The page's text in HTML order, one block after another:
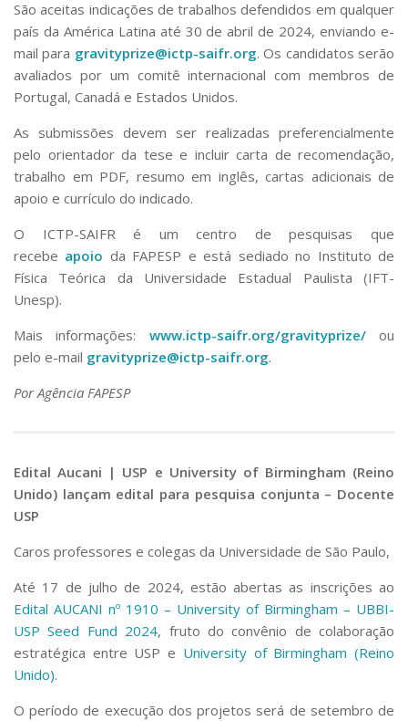
São aceitas indicações de trabalhos defendidos em qualquer
país da América Latina até 30 de abril de 2024, enviando e-
mail para gravityprize@ictp-saifr.org. Os candidatos serão
avaliados por um comitê internacional com membros de
Portugal, Canadá e Estados Unidos.
As submissões devem ser realizadas preferencialmente
pelo orientador da tese e incluir carta de recomendação,
trabalho em PDF, resumo em inglês, cartas adicionais de
apoio e currículo do indicado.
O ICTP-SAIFR é um centro de pesquisas que
recebe apoio da FAPESP e está sediado no Instituto de
Física Teórica da Universidade Estadual Paulista (IFT-
Unesp).
Mais informações: www.ictp-saifr.org/gravityprize/ou
pelo e-mail gravityprize@ictp-saifr.org.
Por Agência FAPESP
Edital Aucani | USP e University of Birmingham (Reino
Unido) lançam edital para pesquisa conjunta – Docente
USP
Caros professores e colegas da Universidade de São Paulo,
Até 17 de julho de 2024, estão abertas as inscrições ao
Edital AUCANI nº 1910 – University of Birmingham – UBBI-
USP Seed Fund 2024, fruto do convênio de colaboração
estratégica entre USP e University of Birmingham (Reino
Unido).
O período de execução dos projetos será de setembro de